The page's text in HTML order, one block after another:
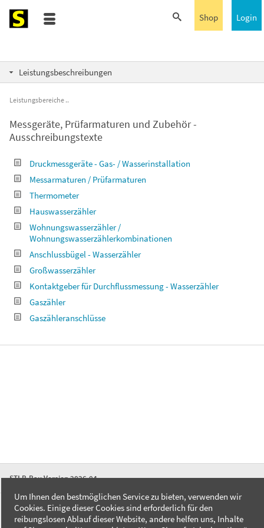
Login
Shop
Leistungsbeschreibungen
Leistungsbereiche
Messgeräte, Prüfarmaturen und Zubehör -
Ausschreibungstexte
Druckmessgeräte - Gas- / Wasserinstallation
Messarmaturen / Prüfarmaturen
Thermometer
Hauswasserzähler
Wohnungswasserzähler /
Wohnungswasserzählerkombinationen
Anschlussbügel - Wasserzähler
Großwasserzähler
Kontaktgeber für Durchflussmessung - Wasserzähler
Gaszähler
Gaszähleranschlüsse
STLB-Bau Version 2026-04
FAQ
Kontakt
Um Ihnen den bestmöglichen Service zu bieten, verwenden wir
Cookies. Einige dieser Cookies sind erforderlich für den
reibungslosen Ablauf dieser Website, andere helfen uns, Inhalte